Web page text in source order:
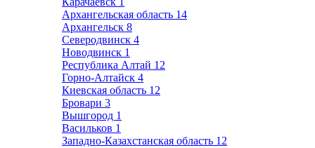
Архангельская область 14
Архангельск 8
Северодвинск 4
Новодвинск 1
Республика Алтай 12
Горно-Алтайск 4
Киевская область 12
Бровари 3
Вышгород 1
Васильков 1
Западно-Казахстанская область 12